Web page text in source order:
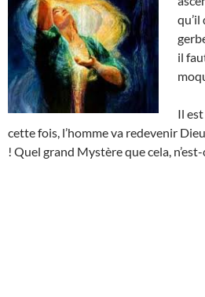
qu’il
il
Il
cette fois, l’homme va redevenir
! Quel grand Mystère que cela, n’est-